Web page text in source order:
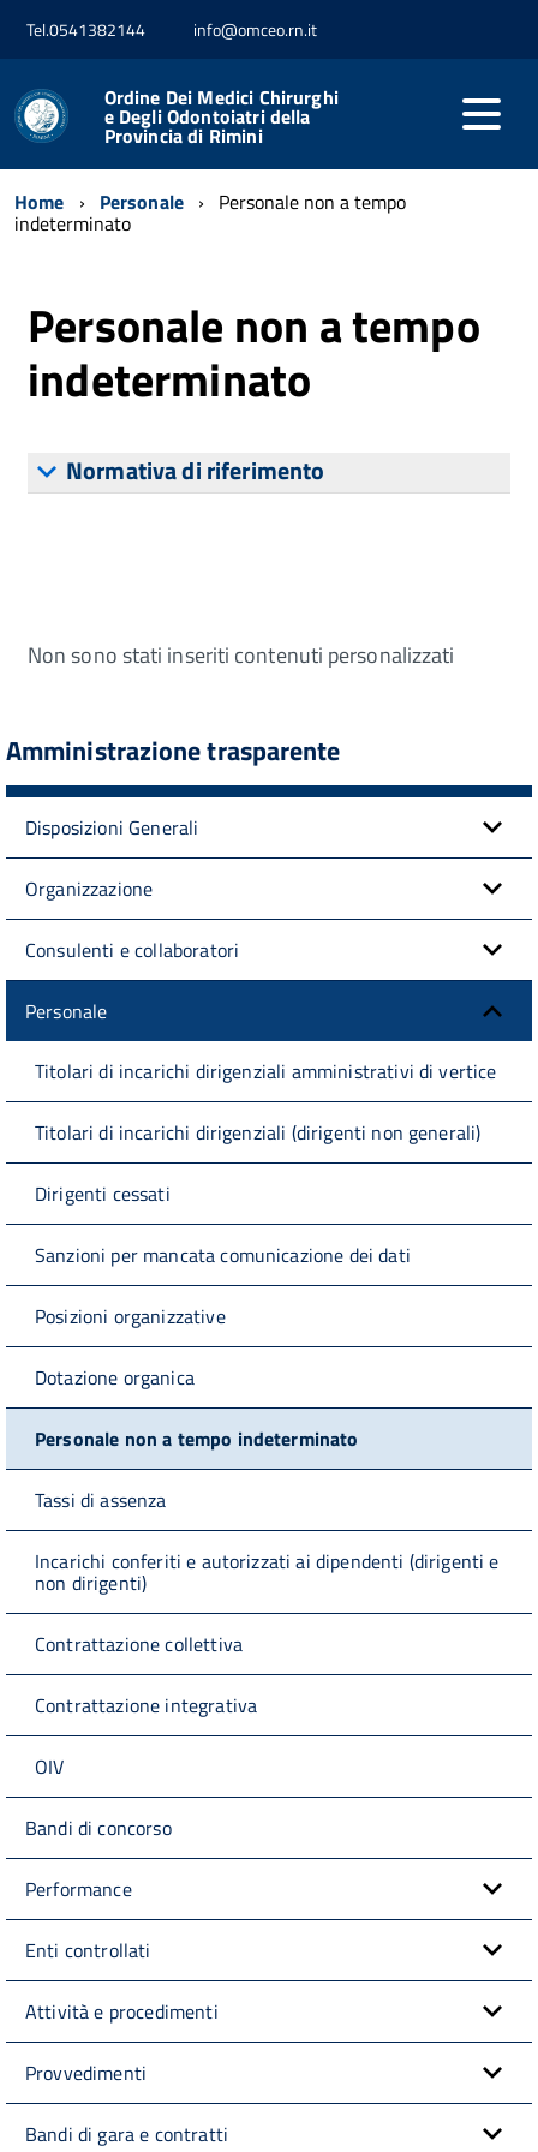
Tel.0541382144 info@omceo.rn.it
Ordine Dei Medici Chirurghi
e Degli Odontoiatri della
Provincia di Rimini
Home Personale Personale non a tempo
indeterminato
Personale non a tempo
indeterminato
Normativa di riferimento
Non sono stati inseriti contenuti personalizzati
Amministrazione trasparente
Disposizioni Generali
Organizzazione
Consulenti e collaboratori
Personale
Titolari di incarichi dirigenziali amministrativi di vertice
Titolari di incarichi dirigenziali (dirigenti non generali)
Dirigenti cessati
Sanzioni per mancata comunicazione dei dati
Posizioni organizzative
Dotazione organica
Personale non a tempo indeterminato
Tassi di assenza
Incarichi conferiti e autorizzati ai dipendenti (dirigenti e
non dirigenti)
Contrattazione collettiva
Contrattazione integrativa
OIV
Bandi di concorso
Performance
Enti controllati
Attività e procedimenti
Provvedimenti
Bandi di gara e contratti